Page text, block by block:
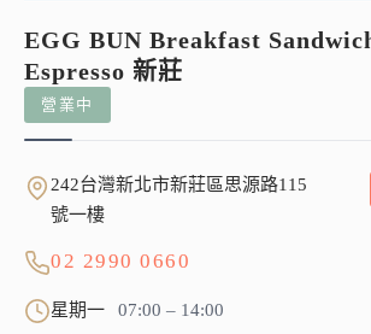
EGG BUN Breakfast
Espresso 新莊
營業中
242台灣新北市新莊區思源路115
號一樓
02 2990 0660
星期一
07:00 – 14:00